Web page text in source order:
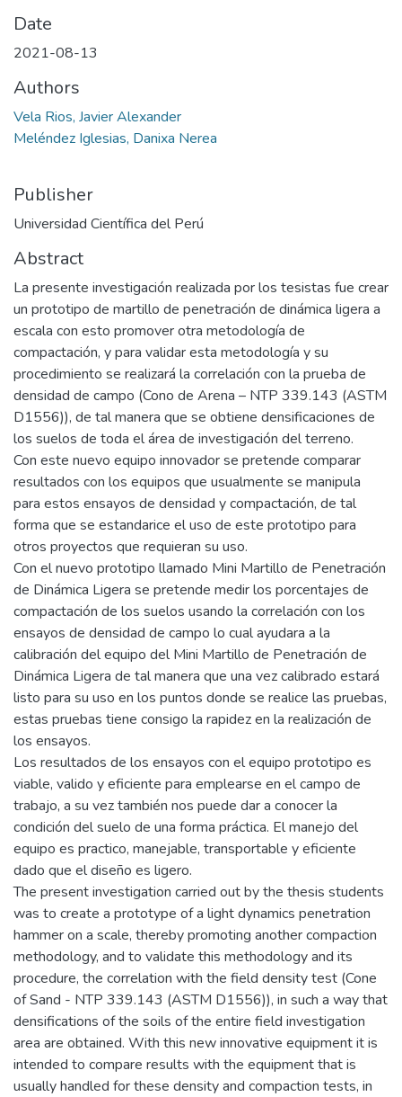
Date
2021-08-13
Authors
Vela Rios, Javier Alexander
Meléndez Iglesias, Danixa Nerea
Publisher
Universidad Científica del Perú
Abstract
La presente investigación realizada por los tesistas fue crear
un prototipo de martillo de penetración de dinámica ligera a
escala con esto promover otra metodología de
compactación, y para validar esta metodología y su
procedimiento se realizará la correlación con la prueba de
densidad de campo (Cono de Arena – NTP 339.143 (ASTM
D1556)), de tal manera que se obtiene densificaciones de
los suelos de toda el área de investigación del terreno.
Con este nuevo equipo innovador se pretende comparar
resultados con los equipos que usualmente se manipula
para estos ensayos de densidad y compactación, de tal
forma que se estandarice el uso de este prototipo para
otros proyectos que requieran su uso.
Con el nuevo prototipo llamado Mini Martillo de Penetración
de Dinámica Ligera se pretende medir los porcentajes de
compactación de los suelos usando la correlación con los
ensayos de densidad de campo lo cual ayudara a la
calibración del equipo del Mini Martillo de Penetración de
Dinámica Ligera de tal manera que una vez calibrado estará
listo para su uso en los puntos donde se realice las pruebas,
estas pruebas tiene consigo la rapidez en la realización de
los ensayos.
Los resultados de los ensayos con el equipo prototipo es
viable, valido y eficiente para emplearse en el campo de
trabajo, a su vez también nos puede dar a conocer la
condición del suelo de una forma práctica. El manejo del
equipo es practico, manejable, transportable y eficiente
dado que el diseño es ligero.
The present investigation carried out by the thesis students
was to create a prototype of a light dynamics penetration
hammer on a scale, thereby promoting another compaction
methodology, and to validate this methodology and its
procedure, the correlation with the field density test (Cone
of Sand - NTP 339.143 (ASTM D1556)), in such a way that
densifications of the soils of the entire field investigation
area are obtained. With this new innovative equipment it is
intended to compare results with the equipment that is
usually handled for these density and compaction tests, in